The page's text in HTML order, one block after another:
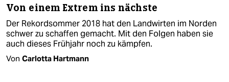
Von einem Extrem ins nächste
Der Rekordsommer 2018 hat den Landwirten im Norden
schwer zu schaffen gemacht. Mit den Folgen haben sie
auch dieses Frühjahr noch zu kämpfen.
Von Carlotta Hartmann